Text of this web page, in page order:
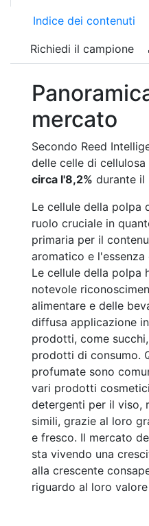
Indice dei contenuti
Richiedi il campione
mercato
Secondo Reed
delle celle di cellulosa
circa l'8,2% durante il
Le cellule della polpa
ruolo cruciale in
primaria per il
aromatico e
Le cellule della polpa
notevole
alimentare e delle
diffusa applicazione
prodotti, come
prodotti di consumo.
profumate sono
vari prodotti
detergenti per il viso,
simili, grazie al loro
e fresco. Il mercato
sta vivendo una
alla crescente
riguardo al loro